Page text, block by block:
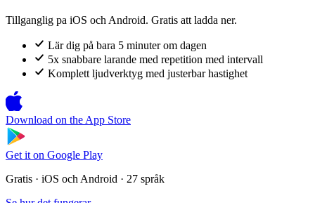
Tillganglig pa iOS och Android. Gratis att ladda ner.
Lär dig på bara 5 minuter om dagen
5x snabbare larande med repetition med intervall
Komplett ljudverktyg med justerbar hastighet
Download on the App Store
Get it on Google Play
Gratis · iOS och Android · 27 språk